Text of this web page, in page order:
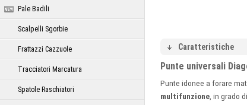
Pale Badili
Scalpelli Sgorbie
Frattazzi Cazzuole
Tracciatori Marcatura
Spatole Raschiatori
Caratteristiche
Punte universali
Punte idonee a forare
multifunzione, in grado